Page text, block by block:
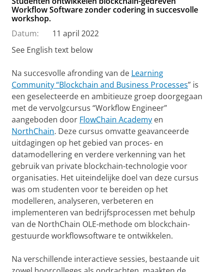
Workflow Software zonder codering in succesvolle
workshop.
Datum:
11 april 2022
See English text below
Na succesvolle afronding van de Learning
Community “Blockchain and Business Processes” is
een geselecteerde en ambitieuze groep doorgegaan
met de vervolgcursus “Workflow Engineer”
aangeboden door FlowChain Academy en
NorthChain. Deze cursus omvatte geavanceerde
uitdagingen op het gebied van proces- en
datamodellering en verdere verkenning van het
gebruik van private blockchain-technologie voor
organisaties. Het uiteindelijke doel van deze cursus
was om studenten voor te bereiden op het
modelleren, analyseren, verbeteren en
implementeren van bedrijfsprocessen met behulp
van de NorthChain OLE-methode om blockchain-
gestuurde workflowsoftware te ontwikkelen.
Na verschillende interactieve sessies, bestaande uit